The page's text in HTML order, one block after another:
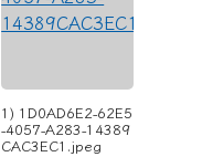
1) 1D0AD6E2-62E5
-4057-A283-14389
CAC3EC1.jpeg